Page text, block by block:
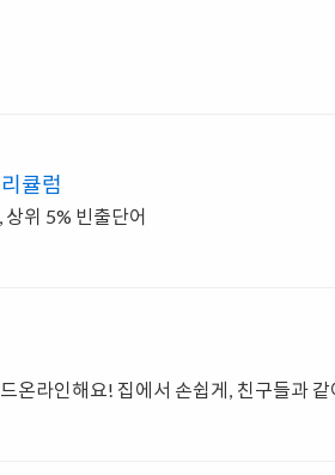
큘럼
위 5% 빈출단어
온라인해요! 집에서 손쉽게, 친구들과 같